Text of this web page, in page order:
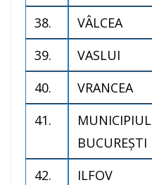
38.
VÂLCEA
39.
VASLUI
40.
VRANCEA
41.
MUNICIPIUL
BUCUREŞTI
42. ILFOV